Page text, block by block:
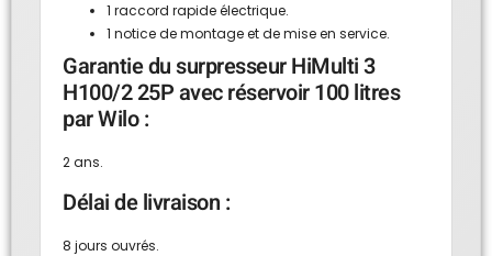
1 raccord rapide électrique.
1 notice de montage et de mise en service.
Garantie du surpresseur HiMulti 3
H100/2 25P avec réservoir 100 litres
par Wilo :
2 ans.
Délai de livraison :
8 jours ouvrés.